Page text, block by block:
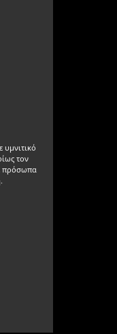
υμνιτικό
τον
πρόσωπα